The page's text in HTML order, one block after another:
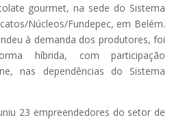
gourmet, na sede do Sistema
Núcleos/Fundepec, em Belém.
à demanda dos produtores, foi
híbrida, com participação
nas dependências do Sistema
23 empreendedores do setor de